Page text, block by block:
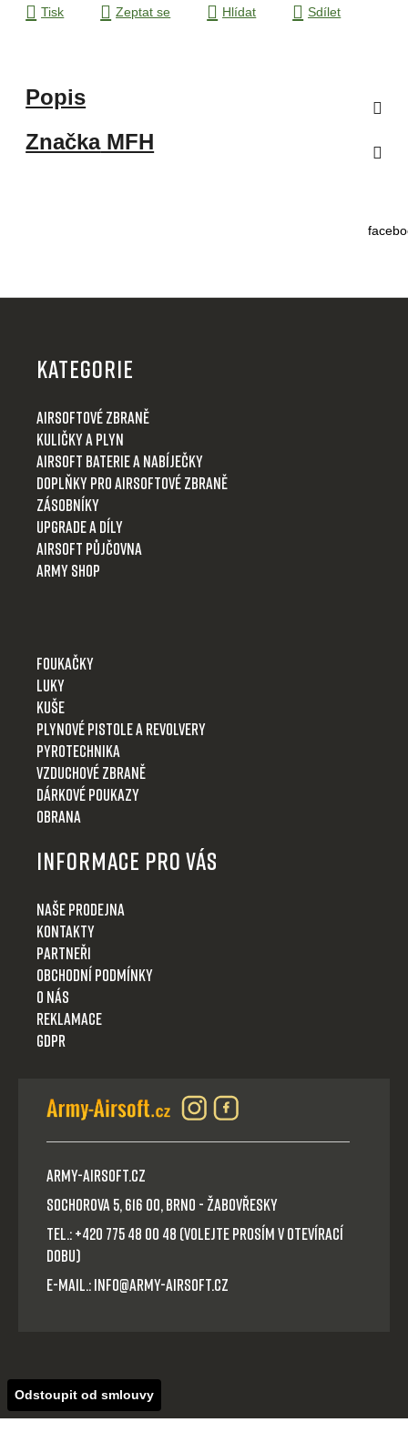
Tisk Zeptat se Hlídat Sdílet
Popis
ZnačkaMFH
KATEGORIE
Airsoftové zbraně
Kuličky a plyn
Airsoft baterie a nabíječky
Doplňky pro airsoftové zbraně
Zásobníky
Upgrade a díly
Airsoft půjčovna
Army shop
Foukačky
Luky
Kuše
Plynové pistole a revolvery
Pyrotechnika
Vzduchové zbraně
Dárkové poukazy
Obrana
Informace pro Vás
Naše prodejna
Kontakty
Partneři
Obchodní podmínky
O nás
Reklamace
GDPR
Army-Airsoft.cz
Sochorova 5, 616 00, Brno - Žabovřesky
Tel.: +420 775 48 00 48 (volejte prosím v otevírací
dobu)
E-mail.: info@army-airsoft.cz
Odstoupit od smlouvy